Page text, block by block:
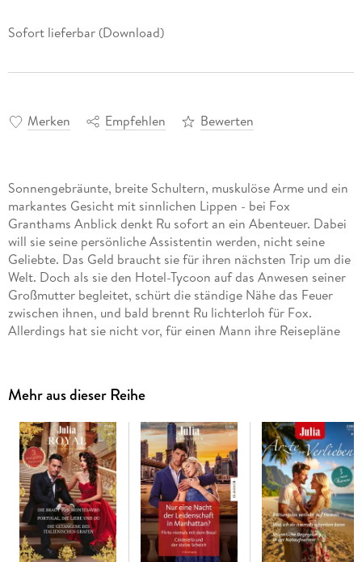
Sofort lieferbar (Download)
Merken Empfehlen Bewerten
Sonnengebräunte, breite Schultern, muskulöse Arme und ein
markantes Gesicht mit sinnlichen Lippen - bei Fox
Granthams Anblick denkt Ru sofort an ein Abenteuer. Dabei
will sie seine persönliche Assistentin werden, nicht seine
Geliebte. Das Geld braucht sie für ihren nächsten Trip um die
Welt. Doch als sie den Hotel-Tycoon auf das Anwesen seiner
Großmutter begleitet, schürt die ständige Nähe das Feuer
zwischen ihnen, und bald brennt Ru lichterloh für Fox.
Allerdings hat sie nicht vor, für einen Mann ihre Reisepläne
Mehr aus dieser Reihe